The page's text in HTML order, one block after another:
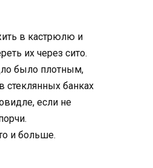
в кастрюлю и
их через сито.
было плотным,
банках
если не
и больше.